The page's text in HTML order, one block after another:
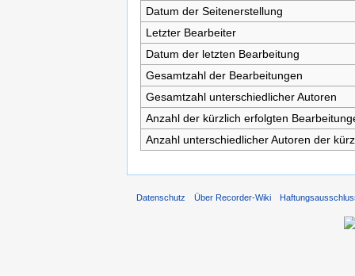
Datum der Seitenerstellung
Letzter Bearbeiter
Datum der letzten Bearbeitung
Gesamtzahl der Bearbeitungen
Gesamtzahl unterschiedlicher Autoren
Anzahl der kürzlich erfolgten
Anzahl unterschiedlicher Autoren der
Datenschutz Über Recorder-Wiki